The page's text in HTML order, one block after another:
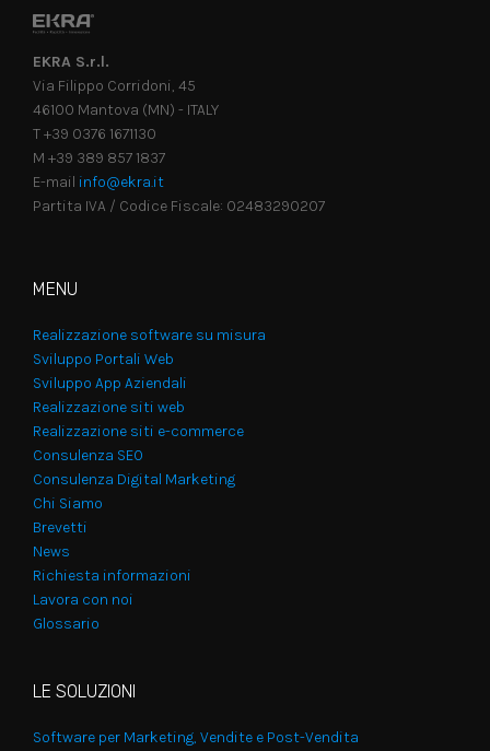
EKRA S.r.l.
Via Filippo Corridoni, 45
46100 Mantova (MN) - ITALY
T +39 0376 1671130
M +39 389 857 1837
E-mail info@ekra.it
Partita IVA / Codice Fiscale: 02483290207
MENU
Realizzazione software su misura
Sviluppo Portali Web
Sviluppo App Aziendali
Realizzazione siti web
Realizzazione siti e-commerce
Consulenza SEO
Consulenza Digital Marketing
Chi Siamo
Brevetti
News
Richiesta informazioni
Lavora con noi
Glossario
LE SOLUZIONI
Software per Marketing, Vendite e Post-Vendita